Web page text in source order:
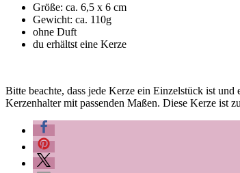
Größe: ca. 6,5 x 6 cm
Gewicht: ca. 110g
ohne Duft
du erhältst eine Kerze
Bitte beachte, dass jede Kerze ein Einzelstück ist
Kerzenhalter mit passenden Maßen. Diese Kerze ist